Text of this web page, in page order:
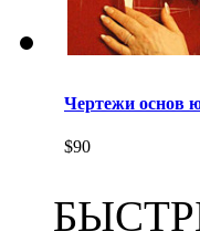
Чертежи основ
$90